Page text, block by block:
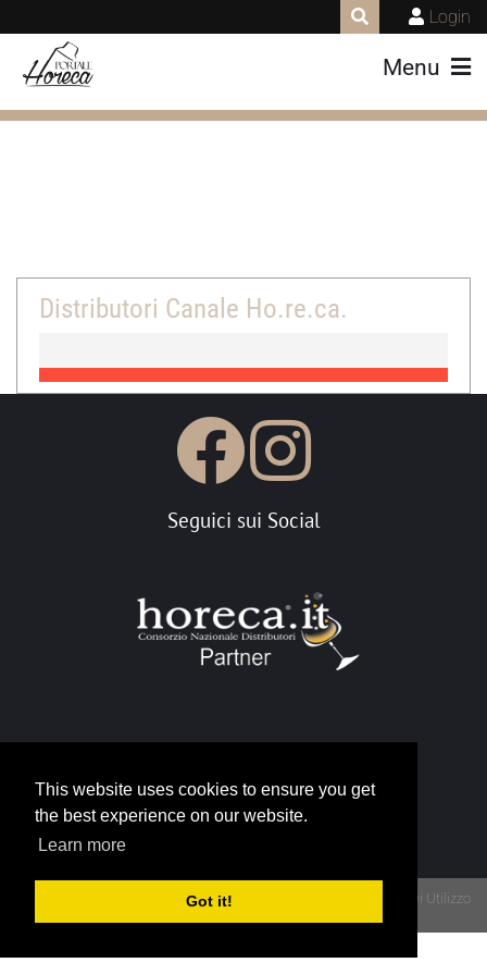
This website uses cookies to ensure you get
the best experience on our website.
Learn more
Got it!
Login
Menu
Distributori Canale Ho.re.ca.
Seguici sui Social
info@horeca.it
Termini Di Utilizzo